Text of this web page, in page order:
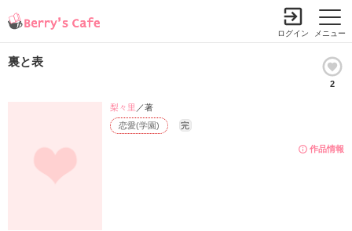
メニュー
ログイン
裏と表
2
作品情報
恋愛(学園) 完
梨々里 ／著